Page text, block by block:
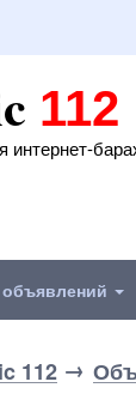
112
интернет-
объявлений
112